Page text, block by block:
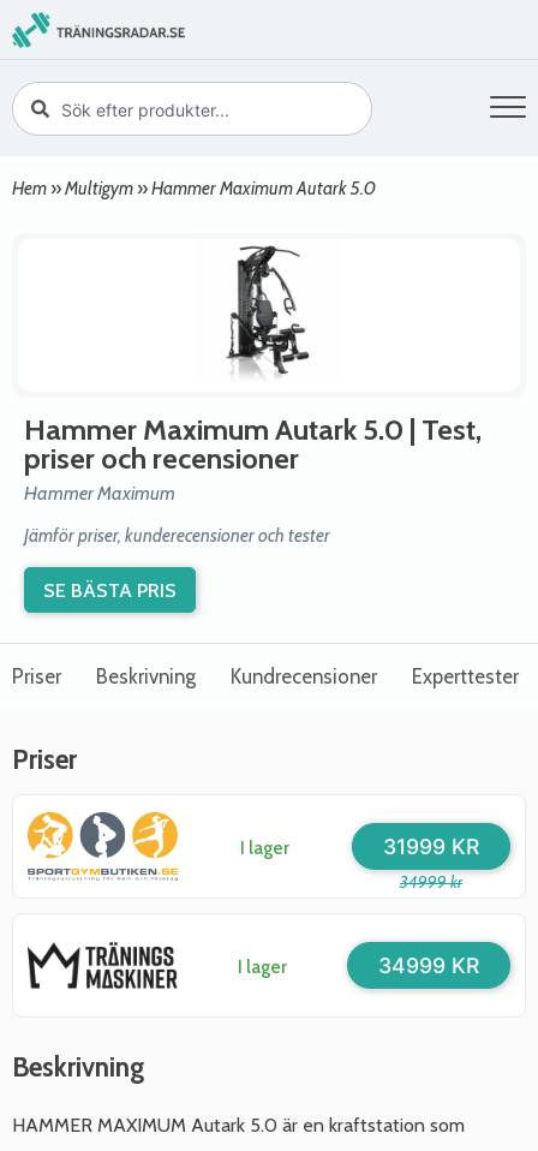
Hem »Multigym »Hammer Maximum Autark 5.0
Hammer Maximum Autark 5.0 | Test,
priser och recensioner
Hammer Maximum
Jämför priser, kunderecensioner och tester
SE BÄSTA PRIS
Priser Beskrivning Kundrecensioner Experttester
Priser
I lager
34999 kr
31999 KR
I lager 34999 KR
Beskrivning
HAMMER MAXIMUM Autark 5.0 är en kraftstation som